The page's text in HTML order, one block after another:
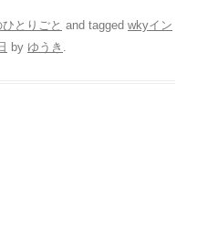
とりごと and tagged wkyイン
by ゆうき .